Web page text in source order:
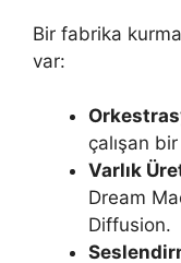
Bir fabrika
var:
çalışan
Varlık
Dream
Diffusion.